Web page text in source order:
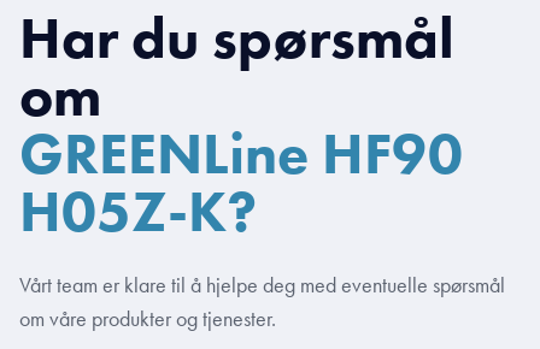
Har du spørsmål
om
GREENLine HF90
H05Z-K?
Vårt team er klare til å hjelpe deg med eventuelle spørsmål
om våre produkter og tjenester.